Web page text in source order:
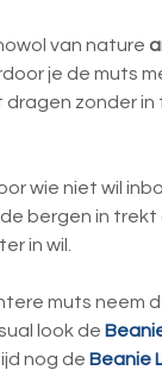
van nature
je de muts
zonder in
wie niet wil
bergen in
in wil.
muts neem
look de
nog de Beanie